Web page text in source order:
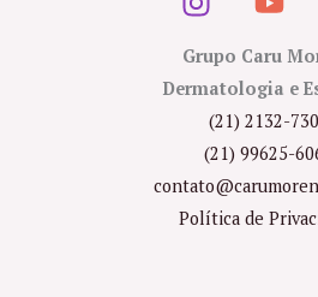
Grupo Caru
Dermatologia e
(21) 2132-
(21) 99625-
Política de